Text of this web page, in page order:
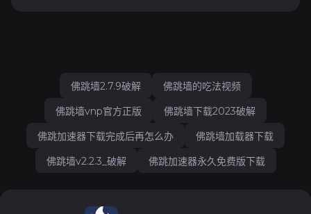
佛跳墙2.7.9破解
佛跳墙的吃法视频
佛跳墙vnp官方正版
佛跳墙下载2023破解
佛跳加速器下载完成后再怎么办
佛跳墙加载器下载
佛跳墙v2.2.3_破解
佛跳加速器永久免费版下载